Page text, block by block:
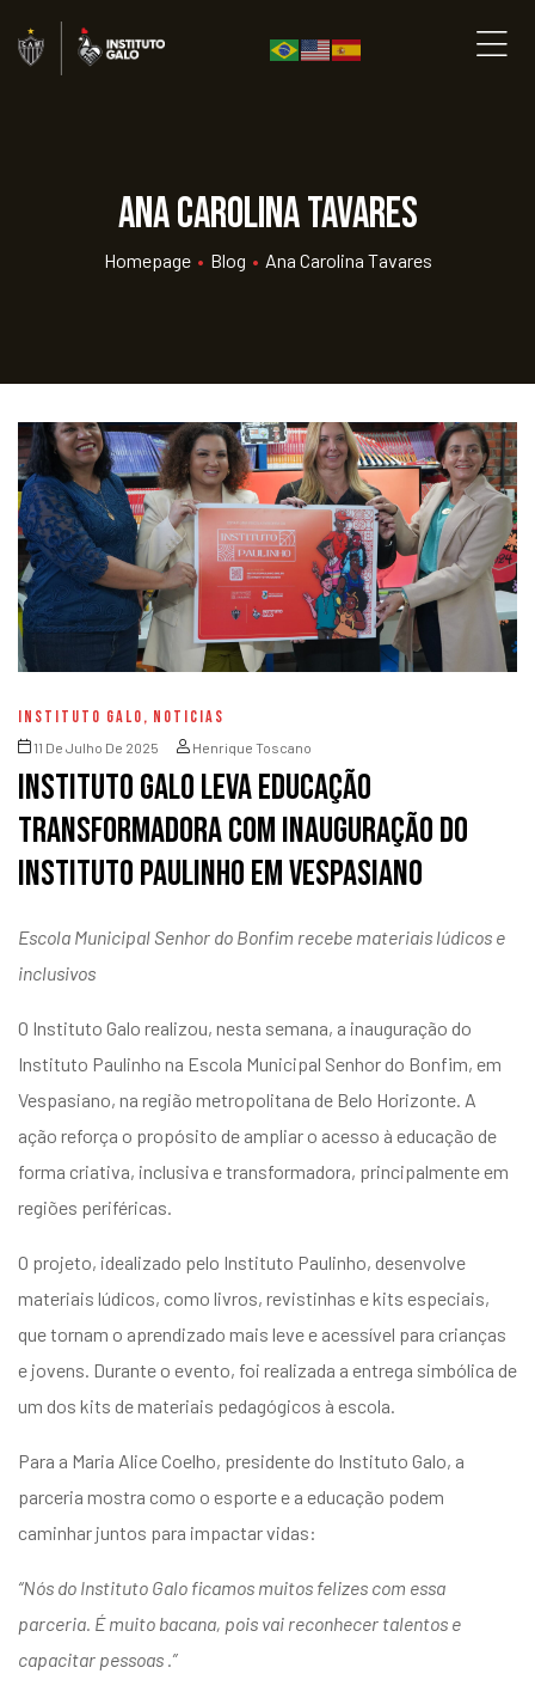
Ana Carolina Tavares
Homepage • Blog • Ana Carolina Tavares
INSTITUTO GALO, NOTICIAS
11 De Julho De 2025 Henrique Toscano
Instituto Galo leva educação
transformadora com inauguração do
Instituto Paulinho em Vespasiano
Escola Municipal Senhor do Bonfim recebe materiais lúdicos e
inclusivos
O Instituto Galo realizou, nesta semana, a inauguração do
Instituto Paulinho na Escola Municipal Senhor do Bonfim, em
Vespasiano, na região metropolitana de Belo Horizonte. A
ação reforça o propósito de ampliar o acesso à educação de
forma criativa, inclusiva e transformadora, principalmente em
regiões periféricas.
O projeto, idealizado pelo Instituto Paulinho, desenvolve
materiais lúdicos, como livros, revistinhas e kits especiais,
que tornam o aprendizado mais leve e acessível para crianças
e jovens. Durante o evento, foi realizada a entrega simbólica de
um dos kits de materiais pedagógicos à escola.
Para a Maria Alice Coelho, presidente do Instituto Galo, a
parceria mostra como o esporte e a educação podem
caminhar juntos para impactar vidas:
“Nós do Instituto Galo ficamos muitos felizes com essa
parceria. É muito bacana, pois vai reconhecer talentos e
capacitar pessoas .”